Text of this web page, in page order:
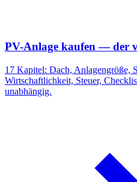
PV-Anlage kaufen — der
17 Kapitel: Dach, Anlagengröße,
Wirtschaftlichkeit, Steuer,
unabhängig.